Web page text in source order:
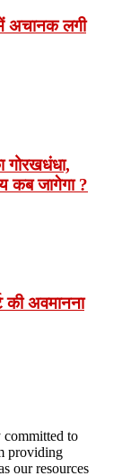
अचानक लगी
कब जागेगा ?
की अवमानना
to
providing
our resources